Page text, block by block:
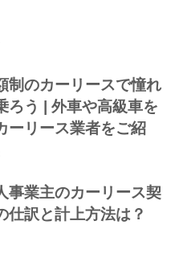
制のカーリースで憧れ
ろう | 外車や高級車を
ーリース業者をご紹
事業主のカーリース契
仕訳と計上方法は？